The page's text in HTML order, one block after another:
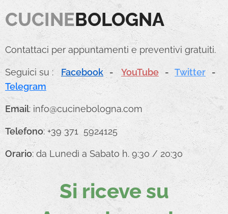
CUCINEBOLOGNA
Contattaci per appuntamenti e preventivi gratuiti.
Seguici su : Facebook- YouTube - Twitter
-
Telegram
Email: info@cucinebologna.com
Telefono: +39 371 5924125
Orario: da Lunedì a Sabato h. 9:30 / 20:30
Si riceve su